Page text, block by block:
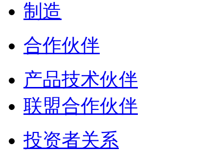
制造
合作伙伴
产品技术伙伴
联盟合作伙伴
投资者关系